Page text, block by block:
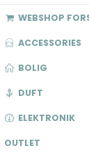
WEBSHOP
ACCESSORIES
BOLIG
DUFT
ELEKTRONIK
OUTLET